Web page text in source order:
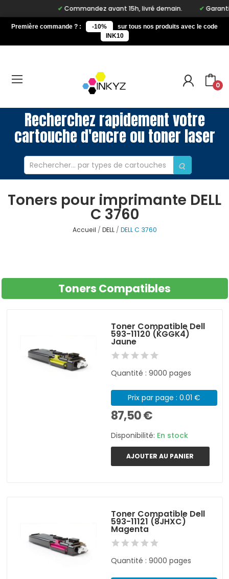
Commandez avant 15h, livré demain. Garantie
Première commande ? : -10%
sur tous nos produits avec le code
INK10
0
Recherchez rapidement votre
cartouche d'encre ou toner laser
Toners pour imprimante DELL
C 3760
Accueil DELL DELL C 3760
Toners Compatibles
Toner Compatible Dell
593-11120 (KGGK4)
Jaune
Quantité : 9000 pages
Prix par page : 0.01 €
87,50 €
Disponibilité: En stock
AJOUTER AU PANIER
Toner Compatible Dell
593-11121 (8JHXC)
Magenta
Quantité : 9000 pages